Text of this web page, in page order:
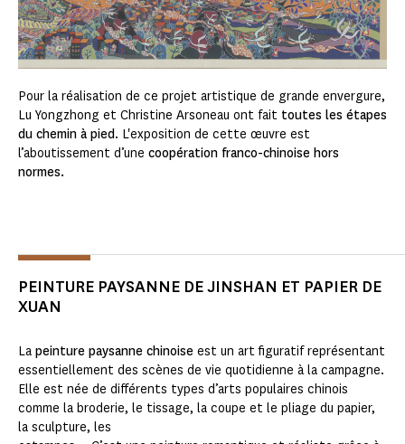
Pour la réalisation de ce projet artistique de grande envergure,
Lu Yongzhong et Christine Arsoneau ont fait toutes les étapes
du chemin à pied. L'exposition de cette œuvre est
l’aboutissement d’une coopération franco-chinoise hors
normes.
PEINTURE PAYSANNE DE JINSHAN ET PAPIER DE
XUAN
La peinture paysanne chinoise est un art figuratif représentant
essentiellement des scènes de vie quotidienne à la campagne.
Elle est née de différents types d’arts populaires chinois
comme la broderie, le tissage, la coupe et le pliage du papier,
la sculpture, les